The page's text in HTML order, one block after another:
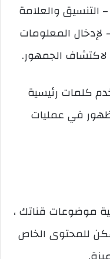
التنسيق والعلامة
لإدخال المعلومات
الجمهور.
كلمات رئيسية
في عمليات
موضوعات قناتك ،
للمحتوى الخاص